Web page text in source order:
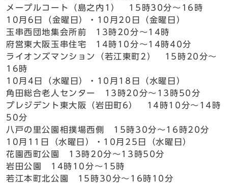
メープルコート（島之内1） 15時30分～16時
10月6日（金曜日）・10月20日（金曜日）
玉串西団地集会所前 13時20分～14時
府営東大阪玉串住宅 14時10分～14時40分
ライオンズマンション（若江東町2） 15時20分～
16時
10月4日（水曜日）・10月18日（水曜日）
角田総合老人センター 13時20分～13時50分
プレジデント東大阪（岩田町6） 14時10分～14時
50分
八戸の里公園相撲場西側 15時30分～16時20分
10月11日（水曜日）・10月25日（水曜日）
花園西町公園 13時20分～13時50分
岩田公園 14時10分～15時
若江本町北公園 15時30分～16時10分